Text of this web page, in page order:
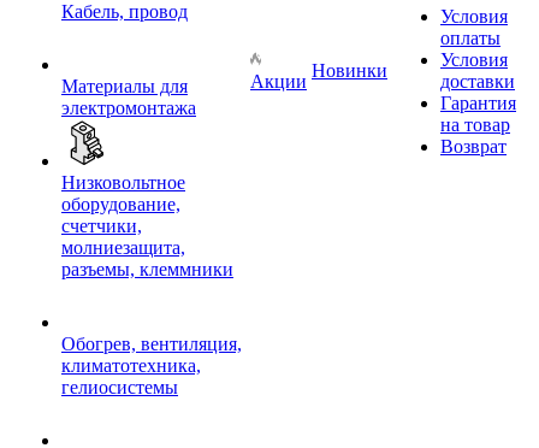
Кабель, провод
Материалы для
электромонтажа
Низковольтное
оборудование,
счетчики,
молниезащита,
разъемы, клеммники
Обогрев, вентиляция,
климатотехника,
гелиосистемы
Акции
Новинки
Условия
оплаты
Условия
доставки
Гарантия
на товар
Возврат